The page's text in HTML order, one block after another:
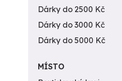
Dárky do 2500 Kč
Dárky do 3000 Kč
Dárky do 5000 Kč
MÍSTO